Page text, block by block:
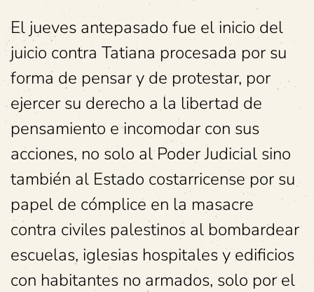
El jueves antepasado fue el inicio del
juicio contra Tatiana procesada por su
forma de pensar y de protestar, por
ejercer su derecho a la libertad de
pensamiento e incomodar con sus
acciones, no solo al Poder Judicial sino
también al Estado costarricense por su
papel de cómplice en la masacre
contra civiles palestinos al bombardear
escuelas, iglesias hospitales y edificios
con habitantes no armados, solo por el